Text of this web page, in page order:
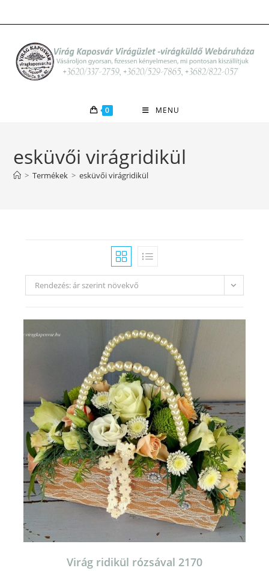
to
0 MENU
esküvői virágridikül
> Termékek > esküvői virágridikül
Rendezés: ár szerint növekvő
Virág ridikül rózsával 2170